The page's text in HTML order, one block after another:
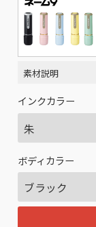
素材説明
インクカラー
ボディカラー